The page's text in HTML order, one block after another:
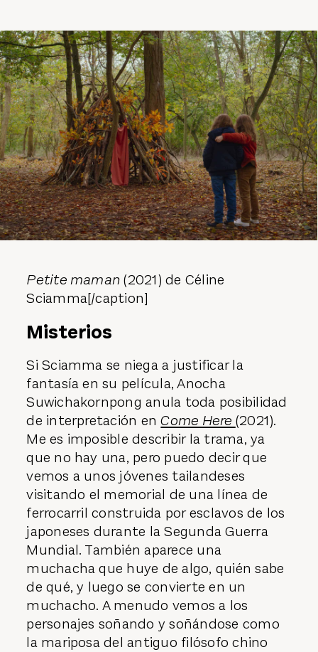
Petite maman(2021) de Céline
Sciamma[/caption]
Misterios
Si Sciamma se niega a justificar la
fantasía en su película, Anocha
Suwichakornpong anula toda posibilidad
de interpretación enCome Here (2021).
Me es imposible describir la trama, ya
que no hay una, pero puedo decir que
vemos a unos jóvenes tailandeses
visitando el memorial de una línea de
ferrocarril construida por esclavos de los
japoneses durante la Segunda Guerra
Mundial. También aparece una
muchacha que huye de algo, quién sabe
de qué, y luego se convierte en un
muchacho. A menudo vemos a los
personajes soñando y soñándose como
la mariposa del antiguo filósofo chino